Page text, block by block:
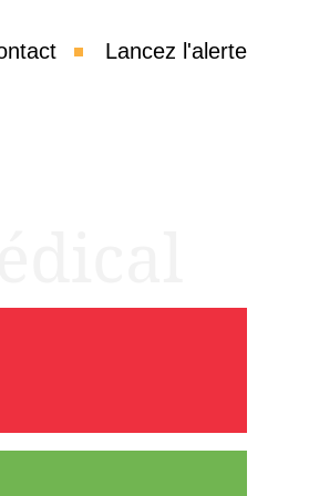
Lancez l'alerte